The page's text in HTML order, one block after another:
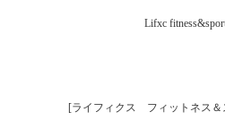
Lifxc
[ライフィクス フィットネス